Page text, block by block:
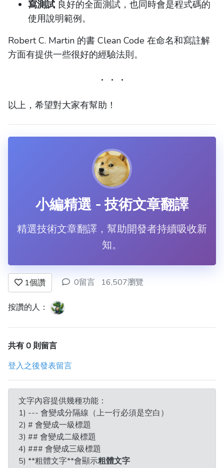
寫測試 良好的全面測試，也同時會是程式碼的
使用說明範例。
Robert C. Martin 的書 Clean Code 在命名和寫註解
方面有提供一些很好的經驗法則。
以上，希望對大家有幫助！
小編精選 - 技術文章翻譯
精選技術文章翻譯，幫助開發者持續吸收新
知。
1個讚 0留言 16,507瀏覽
按讚的人：
共有 0 則留言
登入之後發表留言
文字內容提供幾種功能：
1) --- 會變成分隔線（上一行必須是空白）
2) # 會變成一級標題
3) ## 會變成二級標題
4) ### 會變成三級標題
5) **粗體文字**會顯示粗體文字